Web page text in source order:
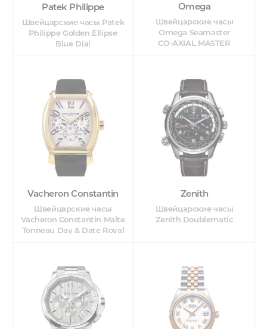
Patek Philippe
Швейцарские часы Patek
Philippe Golden Ellipse
Blue Dial
Omega
Швейцарские часы
Omega Seamaster
CO‑AXIAL MASTER
Vacheron Constantin
Швейцарские часы
Vacheron Constantin Malte
Tonneau Day & Date Royal
Zenith
Швейцарские часы
Zenith Doublematic